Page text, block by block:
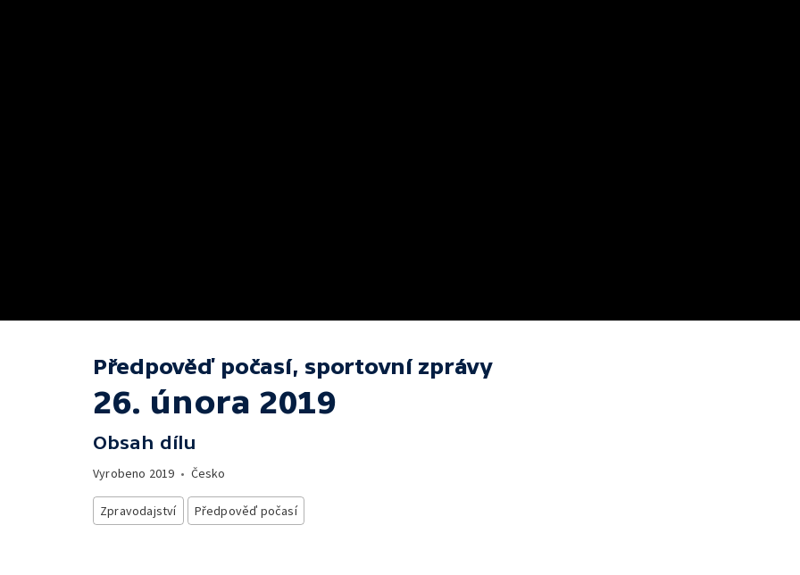
Předpověď počasí, sportovní zprávy
26. února 2019
Obsah dílu
Vyrobeno 2019 • Česko
Zpravodajství Předpověď počasí